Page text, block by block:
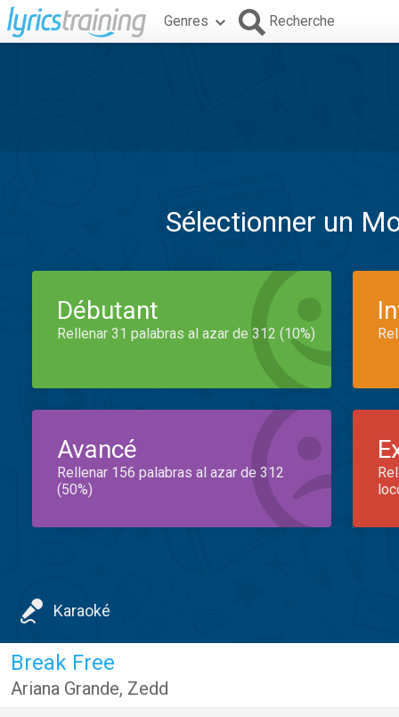
Genres Recherche
Sélectionner un
Débutant
Rellenar 31 palabras al azar de 312 (10%)
Avancé
Rellenar 156 palabras al azar de 312
(50%)
Karaoké
Break Free
Ariana Grande, Zedd